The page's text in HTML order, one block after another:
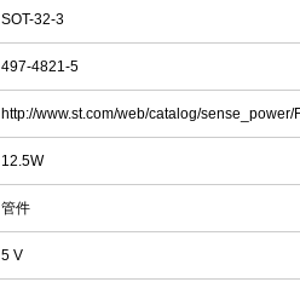
SOT-32-3
497-4821-5
http://www.st.com/web/catalog/
12.5W
管件
5 V